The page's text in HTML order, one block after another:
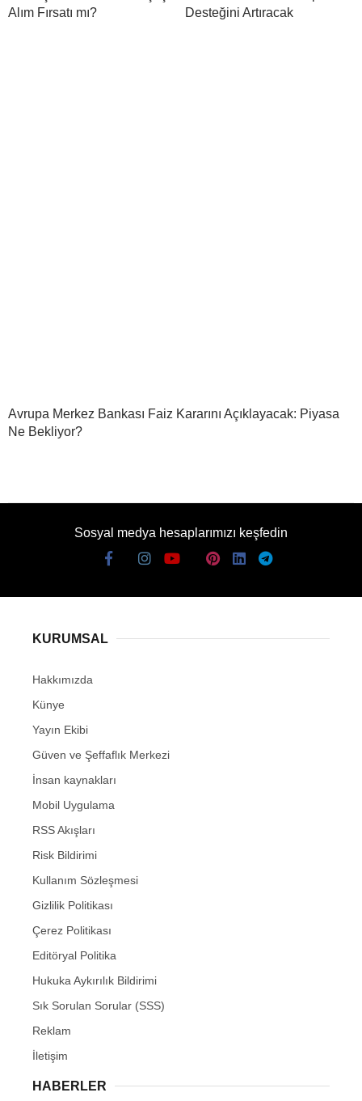
Alım Fırsatı mı?
Desteğini Artıracak
Avrupa Merkez Bankası Faiz Kararını Açıklayacak: Piyasa
Ne Bekliyor?
Sosyal medya hesaplarımızı keşfedin
KURUMSAL
Hakkımızda
Künye
Yayın Ekibi
Güven ve Şeffaflık Merkezi
İnsan kaynakları
Mobil Uygulama
RSS Akışları
Risk Bildirimi
Kullanım Sözleşmesi
Gizlilik Politikası
Çerez Politikası
Editöryal Politika
Hukuka Aykırılık Bildirimi
Sık Sorulan Sorular (SSS)
Reklam
İletişim
HABERLER